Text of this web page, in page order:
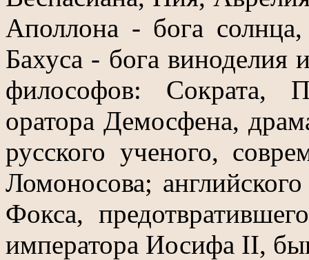
Аполлона - бога
Бахуса - бога
философов: Сократа,
оратора Демосфена,
русского ученого,
Ломоносова;
Фокса,
императора Иосифа II,